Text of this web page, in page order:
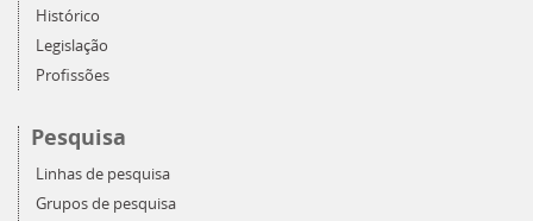
Histórico
Legislação
Profissões
Pesquisa
Linhas de pesquisa
Grupos de pesquisa